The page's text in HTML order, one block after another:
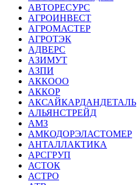
АВТОРЕСУРС
АГРОИНВЕСТ
АГРОМАСТЕР
АГРОТЭК
АДВЕРС
АЗИМУТ
АЗПИ
АККООО
АККОР
АКСАЙКАРДАНДЕТАЛЬ
АЛЬЯНСТРЕЙД
АМЗ
АМКОДОРЭЛАСТОМЕР
АНТАЛЛАКТИКА
АРСГРУП
АСТОК
АСТРО